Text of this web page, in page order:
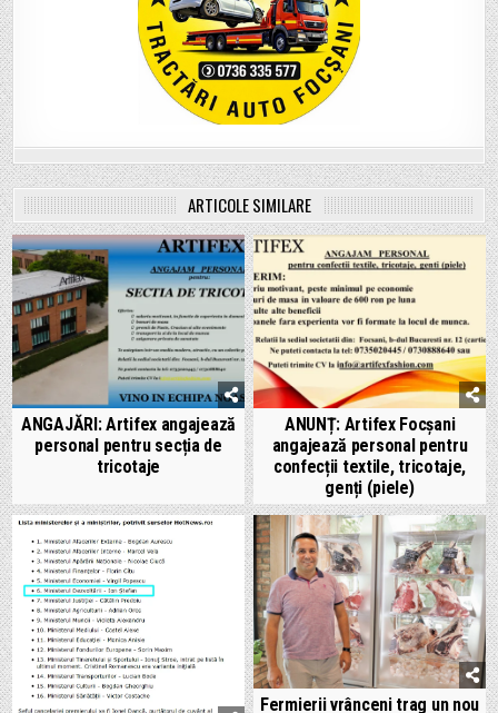
ARTICOLE SIMILARE
ANGAJĂRI: Artifex angajează
personal pentru secția de
tricotaje
ANUNȚ: Artifex Focșani
angajează personal pentru
confecții textile, tricotaje,
genți (piele)
Fermierii vrânceni trag un nou